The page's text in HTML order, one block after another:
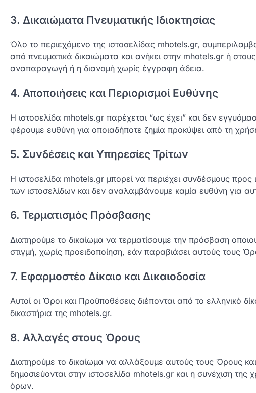
3. Δικαιώματα Πνευματικής Ιδιοκτησίας
Όλο το περιεχόμενο της ιστοσελίδας mhotels.gr,
από πνευματικά δικαιώματα και ανήκει στην mhotels.gr ή
αναπαραγωγή ή η διανομή χωρίς έγγραφη άδεια.
4. Αποποιήσεις και Περιορισμοί Ευθύνης
Η ιστοσελίδα mhotels.gr παρέχεται “ως έχει” και δεν
φέρουμε ευθύνη για οποιαδήποτε ζημία προκύψει από τη
5. Συνδέσεις και Υπηρεσίες Τρίτων
Η ιστοσελίδα mhotels.gr μπορεί να περιέχει συνδέσμους
των ιστοσελίδων και δεν αναλαμβάνουμε καμία ευθύνη για
6. Τερματισμός Πρόσβασης
Διατηρούμε το δικαίωμα να τερματίσουμε την πρόσβαση
στιγμή, χωρίς προειδοποίηση, εάν παραβιάσει αυτούς τους
7. Εφαρμοστέο Δίκαιο και Δικαιοδοσία
Αυτοί οι Όροι και Προϋποθέσεις διέπονται από το ελληνικό
δικαστήρια της mhotels.gr.
8. Αλλαγές στους Όρους
Διατηρούμε το δικαίωμα να αλλάξουμε αυτούς τους Όρους
δημοσιεύονται στην ιστοσελίδα mhotels.gr και η συνέχιση
όρων.